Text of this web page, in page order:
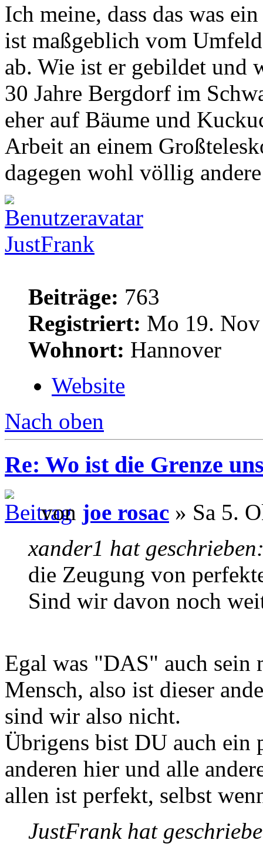
Ich meine, dass das was
ist maßgeblich vom
ab. Wie ist er gebildet und
30 Jahre Bergdorf im
eher auf Bäume und
Arbeit an einem
dagegen wohl völlig
JustFrank
Beiträge: 763
Registriert: Mo 19.
Wohnort: Hannover
Website
Nach oben
Re: Wo ist die Grenze
von joe rosac » Sa 5.
xander1 hat
die Zeugung von
Sind wir davon noch
Egal was "DAS" auch sein
Mensch, also ist dieser
sind wir also nicht.
Übrigens bist DU auch ein
anderen hier und alle
allen ist perfekt, selbst
JustFrank hat